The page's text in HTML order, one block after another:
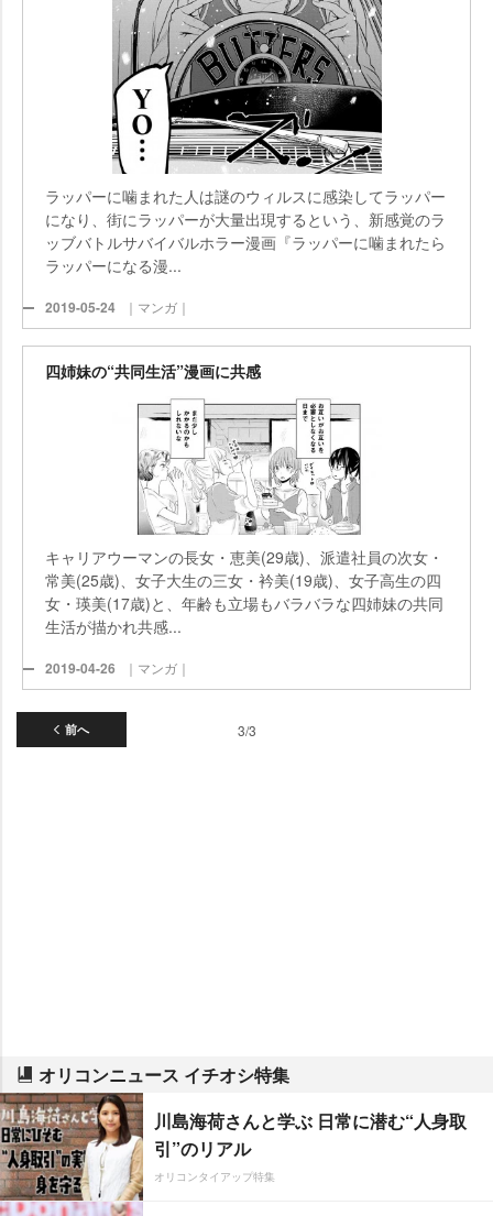
ラッパーに噛まれた人は謎のウィルスに感染してラッパー
になり、街にラッパーが大量出現するという、新感覚のラ
ッブバトルサバイバルホラー漫画『ラッパーに噛まれたら
ラッパーになる漫...
2019-05-24 ｜マンガ｜
四姉妹の“共同生活”漫画に共感
キャリアウーマンの長女・恵美(29歳)、派遣社員の次女・
常美(25歳)、女子大生の三女・衿美(19歳)、女子高生の四
女・瑛美(17歳)と、年齢も立場もバラバラな四姉妹の共同
生活が描かれ共感...
2019-04-26 ｜マンガ｜
前へ 3/3
オリコンニュース イチオシ特集
川島海荷さんと学ぶ 日常に潜む“人身取
引”のリアル
オリコンタイアップ特集